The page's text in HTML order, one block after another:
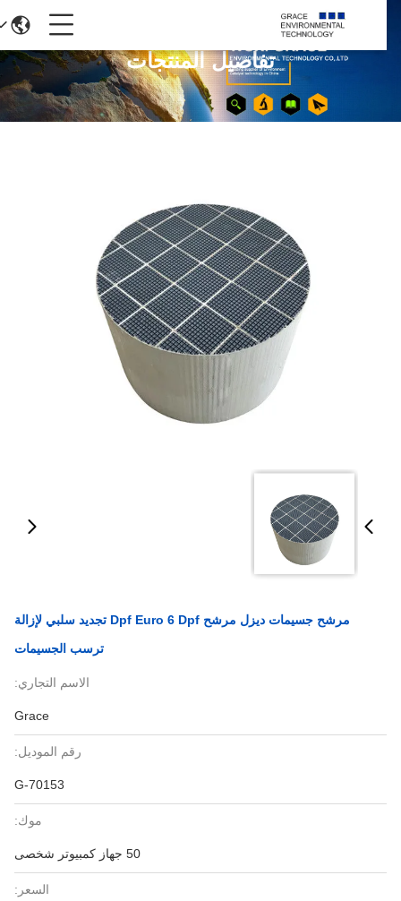
تفاصيل المنتجات
مرشح جسيمات ديزل مرشح Dpf Euro 6 Dpf تجديد سلبي لإزالة
ترسب الجسيمات
الاسم التجاري:
Grace
رقم الموديل:
G-70153
موك:
50 جهاز كمبيوتر شخصى
السعر: